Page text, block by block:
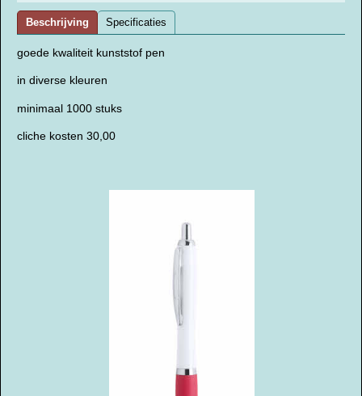
Beschrijving Specificaties
goede kwaliteit kunststof pen
in diverse kleuren
minimaal 1000 stuks
cliche kosten 30,00